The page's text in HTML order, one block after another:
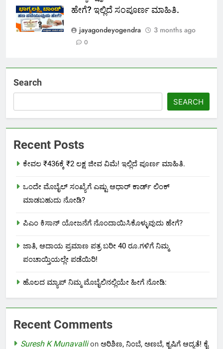
ಹೇಗೆ? ಇಲ್ಲಿದೆ ಸಂಪೂರ್ಣ ಮಾಹಿತಿ.
jayagondeyogendra
3 months ago
0
Search
SEARCH
Recent Posts
ಕೇವಲ ₹436ಕ್ಕೆ ₹2 ಲಕ್ಷ ಜೀವ ವಿಮೆ! ಇಲ್ಲಿದೆ ಪೂರ್ಣ ಮಾಹಿತಿ.
ಒಂದೇ ಮೊಬೈಲ್ ಸಂಖ್ಯೆಗೆ ಎಷ್ಟು ಆಧಾರ್ ಕಾರ್ಡ್ ಲಿಂಕ್
ಮಾಡಬಹುದು ನೋಡಿ?
ಪಿಎಂ ಕಿಸಾನ್ ಯೋಜನೆಗೆ ನೊಂದಾಯಿಸಿಕೊಳ್ಳುವುದು ಹೇಗೆ?
ಜಾತಿ, ಆದಾಯ ಪ್ರಮಾಣ ಪತ್ರ ಬರೀ 40 ರೂ.ಗಳಿಗೆ ನಿಮ್ಮ
ಪಂಚಾಯ್ತಿಯಲ್ಲೇ ಪಡೆಯಿರಿ!
ಹೊಲದ ಮ್ಯಾಪ್ ನಿಮ್ಮ ಮೊಬೈಲಿನಲ್ಲಿಯೇ ಹೀಗೆ ನೋಡಿ:
Recent Comments
Suresh K Munavallion ಅರಿಶಿಣ, ನಿಂಬೆ, ಅಣಬೆ, ಕೃಷಿಗೆ ಆದ್ಯತೆ! ಕೈ